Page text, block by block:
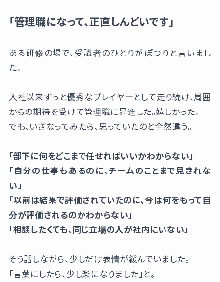
「管理職になって、正直しんどいです」
ある研修の場で、受講者のひとりがぽつりと言いまし
た。
入社以来ずっと優秀なプレイヤーとして走り続け、周囲
からの期待を受けて管理職に昇進した。嬉しかった。
でも、いざなってみたら、思っていたのと全然違う。
「部下に何をどこまで任せればいいかわからない」
「自分の仕事もあるのに、チームのことまで見きれな
い」
「以前は結果で評価されていたのに、今は何をもって自
分が評価されるのかわからない」
「相談したくても、同じ立場の人が社内にいない」
そう話しながら、少しだけ表情が緩んでいました。
「言葉にしたら、少し楽になりました」と。